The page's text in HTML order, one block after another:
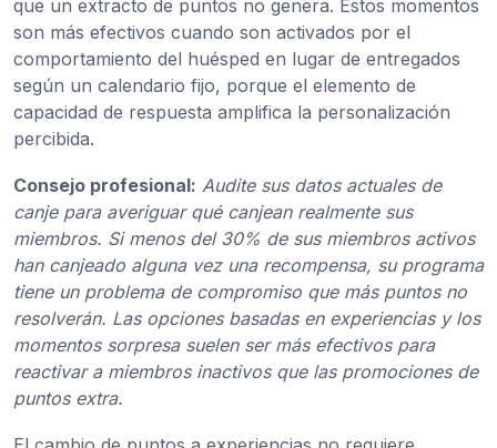
que un extracto de puntos no genera. Estos momentos
son más efectivos cuando son activados por el
comportamiento del huésped en lugar de entregados
según un calendario fijo, porque el elemento de
capacidad de respuesta amplifica la personalización
percibida.
Consejo profesional: Audite sus datos actuales de
canje para averiguar qué canjean realmente sus
miembros. Si menos del 30% de sus miembros activos
han canjeado alguna vez una recompensa, su programa
tiene un problema de compromiso que más puntos no
resolverán. Las opciones basadas en experiencias y los
momentos sorpresa suelen ser más efectivos para
reactivar a miembros inactivos que las promociones de
puntos extra.